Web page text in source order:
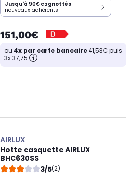
Jusqu'à 90€ cagnottés
nouveaux adhérents
151,00€
ou 4x par carte bancaire41,53€ puis
3x 37,75
AIRLUX
Hotte casquette AIRLUX
BHC630SS
3/5(2)